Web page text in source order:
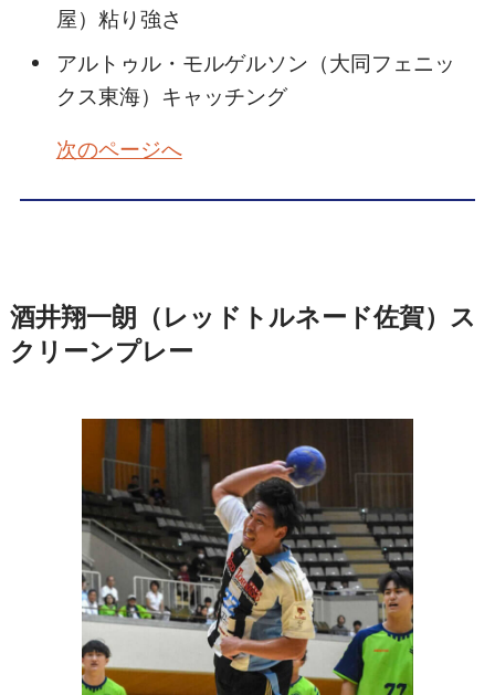
屋）粘り強さ
アルトゥル・モルゲルソン（大同フェニッ
クス東海）キャッチング
次のページへ
酒井翔一朗（レッドトルネード佐賀）ス
クリーンプレー